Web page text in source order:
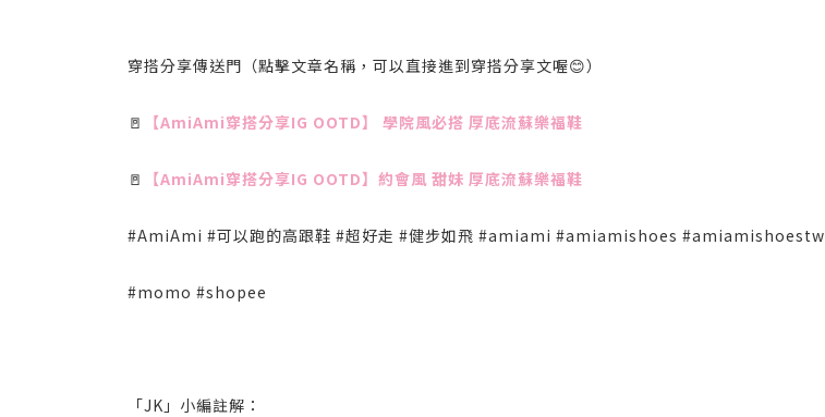
穿搭分享傳送門（點擊文章名稱，可以直接進到穿搭分享文喔😊）
🚪 【AmiAmi穿搭分享IG OOTD】 學院風必搭 厚底流蘇樂福鞋
🚪 【AmiAmi穿搭分享IG OOTD】約會風 甜妹 厚底流蘇樂福鞋
#AmiAmi #可以跑的高跟鞋 #超好走 #健步如飛 #amiami #amiamishoes #amiamishoestw
#momo #shopee
「JK」小編註解：